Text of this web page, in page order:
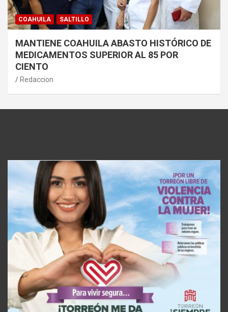
COAHUILA SALTILLO
MANTIENE COAHUILA ABASTO HISTÓRICO DE
MEDICAMENTOS SUPERIOR AL 85 POR
CIENTO
Redaccion